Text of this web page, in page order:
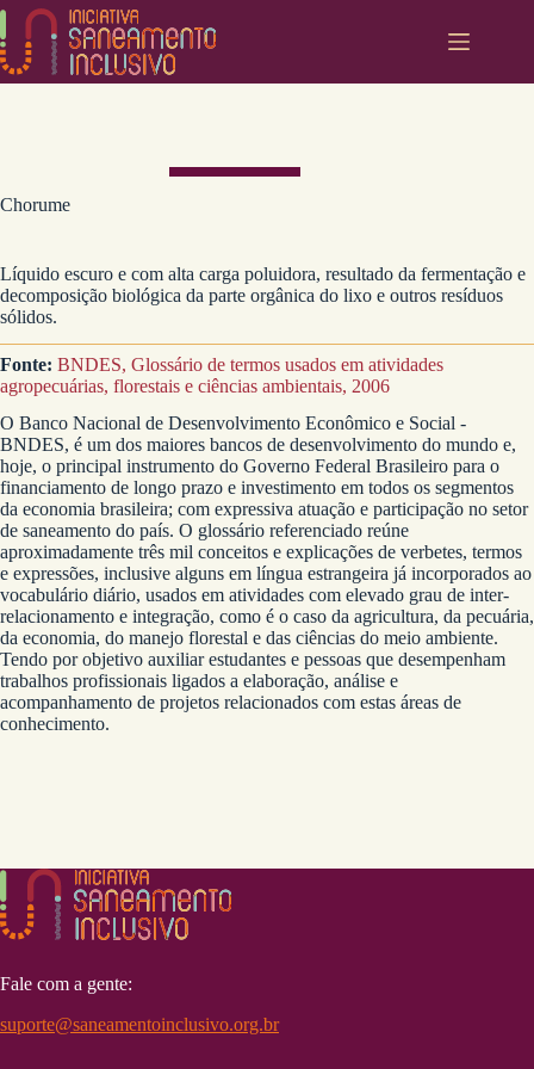
Pular
o
conteúdo
Chorume
Líquido escuro e com alta carga poluidora, resultado da fermentação e
decomposição biológica da parte orgânica do lixo e outros resíduos
sólidos.
Fonte: BNDES, Glossário de termos usados em atividades
agropecuárias, florestais e ciências ambientais, 2006
O Banco Nacional de Desenvolvimento Econômico e Social -
BNDES, é um dos maiores bancos de desenvolvimento do mundo e,
hoje, o principal instrumento do Governo Federal Brasileiro para o
financiamento de longo prazo e investimento em todos os segmentos
da economia brasileira; com expressiva atuação e participação no setor
de saneamento do país. O glossário referenciado reúne
aproximadamente três mil conceitos e explicações de verbetes, termos
e expressões, inclusive alguns em língua estrangeira já incorporados ao
vocabulário diário, usados em atividades com elevado grau de inter-
relacionamento e integração, como é o caso da agricultura, da pecuária,
da economia, do manejo florestal e das ciências do meio ambiente.
Tendo por objetivo auxiliar estudantes e pessoas que desempenham
trabalhos profissionais ligados a elaboração, análise e
acompanhamento de projetos relacionados com estas áreas de
conhecimento.
Fale com a gente:
suporte@saneamentoinclusivo.org.br